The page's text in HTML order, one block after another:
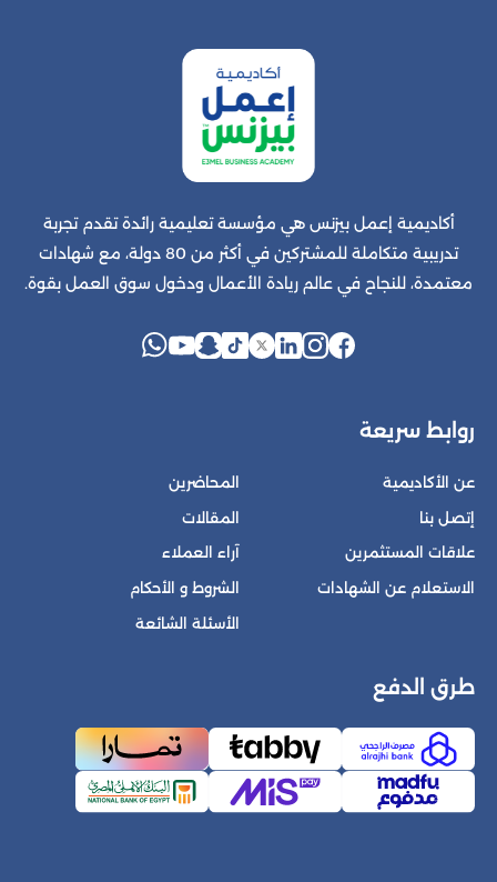
أكاديمية إعمل بيزنس هي مؤسسة تعليمية رائدة تقدم تجربة
تدريبية متكاملة للمشتركين في أكثر من 80 دولة، مع شهادات
معتمدة، للنجاح في عالم ريادة الأعمال ودخول سوق العمل بقوة.
روابط سريعة
عن الأكاديمية
إتصل بنا
علاقات المستثمرين
الاستعلام عن الشهادات
المحاضرين
المقالات
آراء العملاء
الشروط و الأحكام
الأسئلة الشائعة
طرق الدفع